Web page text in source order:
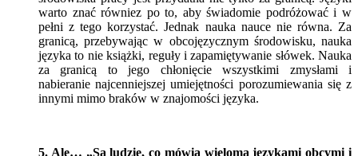
warto znać równiez po to, aby świadomie podróżować i w
pełni z tego korzystać. Jednak nauka nauce nie równa. Za
granicą, przebywając w obcojęzycznym środowisku, nauka
języka to nie książki, reguły i zapamiętywanie słówek. Nauka
za granicą to jego chłonięcie wszystkimi zmysłami i
nabieranie najcenniejszej umiejętności porozumiewania się z
innymi mimo braków w znajomości języka.
5. Ale… „Są ludzie, co mówią wieloma językami obcymi i